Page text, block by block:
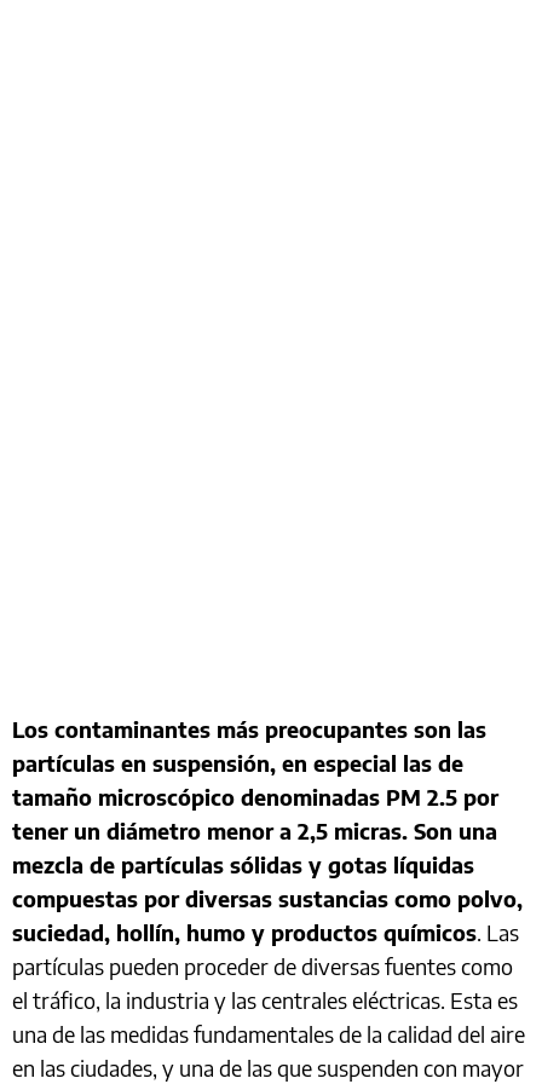
Los contaminantes más preocupantes son las
partículas en suspensión, en especial las de
tamaño microscópico denominadas PM 2.5 por
tener un diámetro menor a 2,5 micras. Son una
mezcla de partículas sólidas y gotas líquidas
compuestas por diversas sustancias como polvo,
suciedad, hollín, humo y productos químicos. Las
partículas pueden proceder de diversas fuentes como
el tráfico, la industria y las centrales eléctricas. Esta es
una de las medidas fundamentales de la calidad del aire
en las ciudades, y una de las que suspenden con mayor